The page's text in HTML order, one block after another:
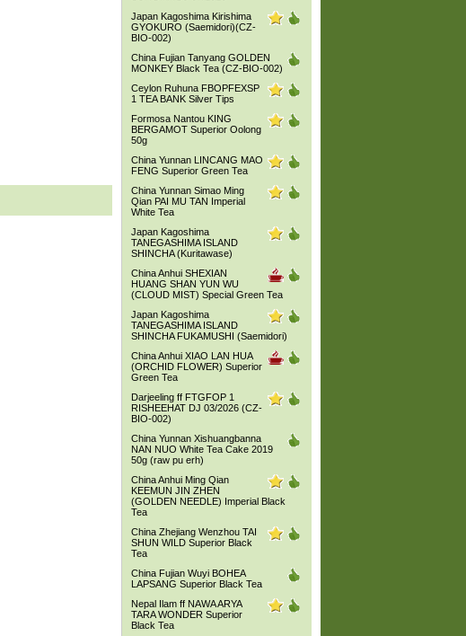
Japan Kagoshima Kirishima
GYOKURO (Saemidori)(CZ-
BIO-002)
China Fujian Tanyang GOLDEN
MONKEY Black Tea (CZ-BIO-002)
Ceylon Ruhuna FBOPFEXSP
1 TEA BANK Silver Tips
Formosa Nantou KING
BERGAMOT Superior Oolong
50g
China Yunnan LINCANG MAO
FENG Superior Green Tea
China Yunnan Simao Ming
Qian PAI MU TAN Imperial
White Tea
Japan Kagoshima
TANEGASHIMA ISLAND
SHINCHA (Kuritawase)
China Anhui SHEXIAN
HUANG SHAN YUN WU
(CLOUD MIST) Special Green Tea
Japan Kagoshima
TANEGASHIMA ISLAND
SHINCHA FUKAMUSHI (Saemidori)
China Anhui XIAO LAN HUA
(ORCHID FLOWER) Superior
Green Tea
Darjeeling ff FTGFOP 1
RISHEEHAT DJ 03/2026 (CZ-
BIO-002)
China Yunnan Xishuangbanna
NAN NUO White Tea Cake 2019
50g (raw pu erh)
China Anhui Ming Qian
KEEMUN JIN ZHEN
(GOLDEN NEEDLE) Imperial Black
Tea
China Zhejiang Wenzhou TAI
SHUN WILD Superior Black
Tea
China Fujian Wuyi BOHEA
LAPSANG Superior Black Tea
Nepal Ilam ff NAWA ARYA
TARA WONDER Superior
Black Tea